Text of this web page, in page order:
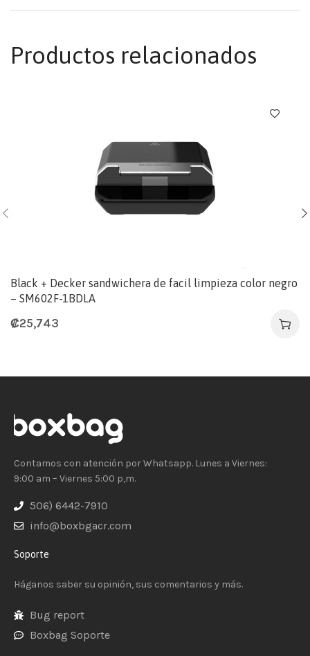
Productos relacionados
Black + Decker sandwichera de facil limpieza color negro
– SM602F-1BDLA
₡25,743
Contamos con atención por Whatsapp. Lunes a Viernes:
9:00 am – Viernes 5:00 p,m.
506) 6442-7910
info@boxbgacr.com
Soporte
Háganos saber su opinión, sus comentarios y más.
Bug report
Boxbag Soporte